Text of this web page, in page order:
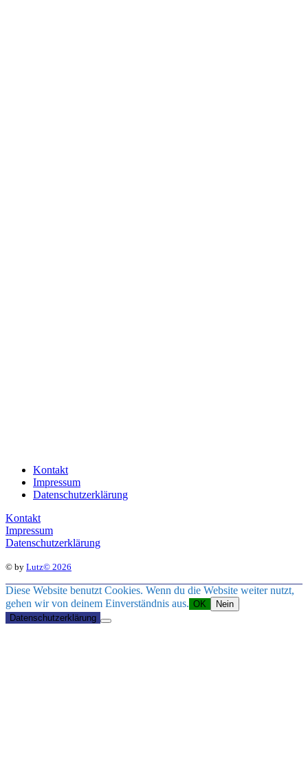
Kontakt
Impressum
Datenschutzerklärung
Kontakt
Impressum
Datenschutzerklärung
© by Lutz© 2026
Diese Website benutzt Cookies. Wenn du die Website weiter nutzt,
gehen wir von deinem Einverständnis aus. OK
Nein
Datenschutzerklärung